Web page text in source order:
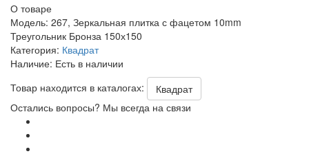
О товаре
Модель: 267, Зеркальная плитка с фацетом 10mm
Треугольник Бронза 150х150
Категория: Квадрат
Наличие: Есть в наличии
Товар находится в каталогах:
Квадрат
Остались вопросы? Мы всегда на связи